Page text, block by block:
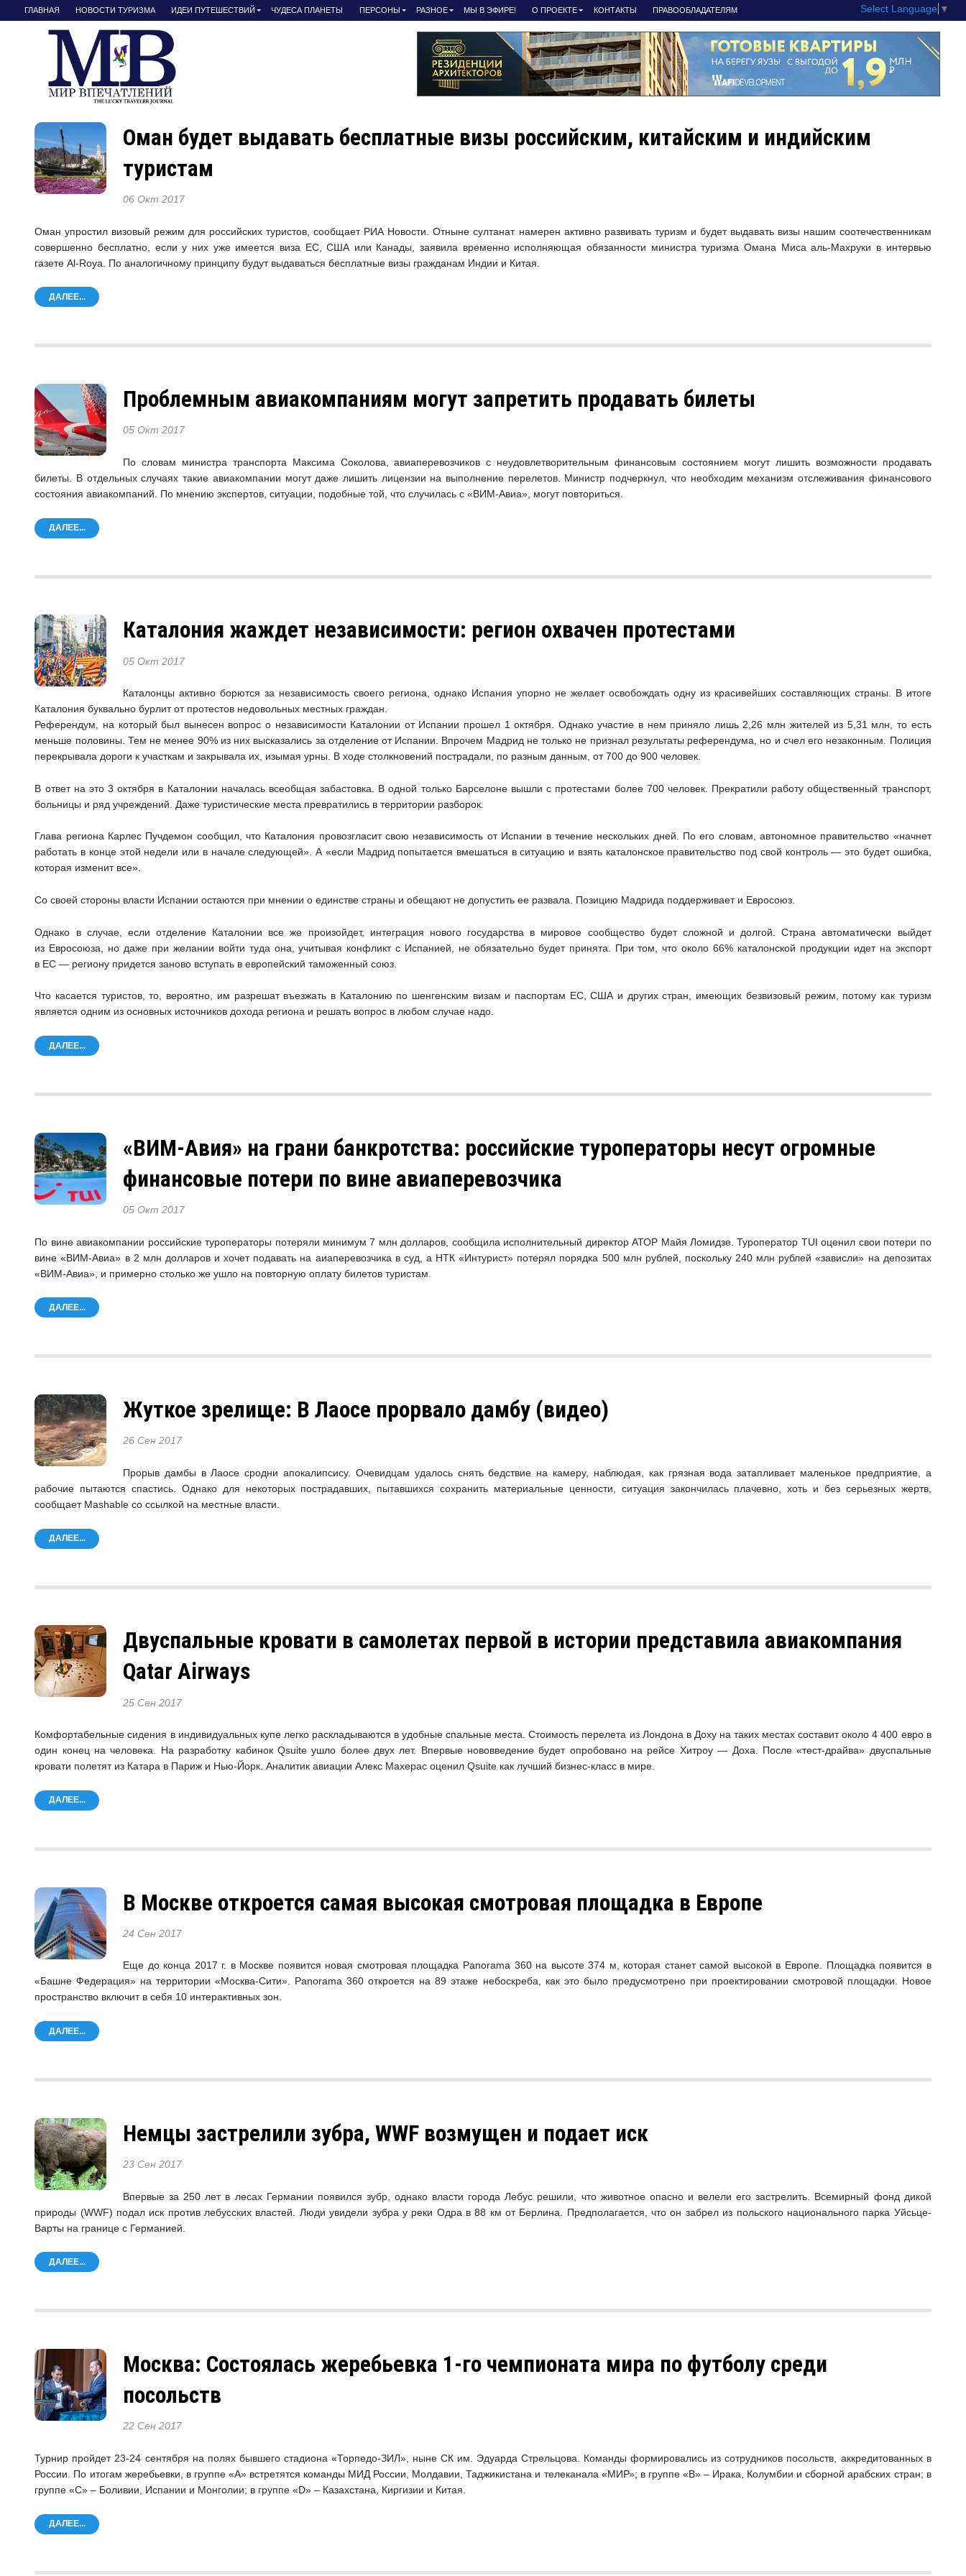
ГЛАВНАЯ НОВОСТИ ТУРИЗМА ИДЕИ ПУТЕШЕСТВИЙ ЧУДЕСА ПЛАНЕТЫ ПЕРСОНЫ РАЗНОЕ МЫ В ЭФИРЕ! О ПРОЕКТЕ КОНТАКТЫ ПРАВООБЛАДАТЕЛЯМ Select Language ▼
Оман будет выдавать бесплатные визы российским, китайским и индийским
туристам
06 Окт 2017
Оман упростил визовый режим для российских туристов, сообщает РИА Новости. Отныне султанат намерен активно развивать туризм и будет выдавать визы нашим соотечественникам
совершенно бесплатно, если у них уже имеется виза ЕС, США или Канады, заявила временно исполняющая обязанности министра туризма Омана Миса аль-Махруки в интервью
газете Al-Roya. По аналогичному принципу будут выдаваться бесплатные визы гражданам Индии и Китая.
ДАЛЕЕ...
Проблемным авиакомпаниям могут запретить продавать билеты
05 Окт 2017
По словам министра транспорта Максима Соколова, авиаперевозчиков с неудовлетворительным финансовым состоянием могут лишить возможности продавать
билеты. В отдельных случаях такие авиакомпании могут даже лишить лицензии на выполнение перелетов. Министр подчеркнул, что необходим механизм отслеживания финансового
состояния авиакомпаний. По мнению экспертов, ситуации, подобные той, что случилась с «ВИМ-Авиа», могут повториться.
ДАЛЕЕ...
Каталония жаждет независимости: регион охвачен протестами
05 Окт 2017
Каталонцы активно борются за независимость своего региона, однако Испания упорно не желает освобождать одну из красивейших составляющих страны. В итоге
Каталония буквально бурлит от протестов недовольных местных граждан.
Референдум, на который был вынесен вопрос о независимости Каталонии от Испании прошел 1 октября. Однако участие в нем приняло лишь 2,26 млн жителей из 5,31 млн, то есть
меньше половины. Тем не менее 90% из них высказались за отделение от Испании. Впрочем Мадрид не только не признал результаты референдума, но и счел его незаконным. Полиция
перекрывала дороги к участкам и закрывала их, изымая урны. В ходе столкновений пострадали, по разным данным, от 700 до 900 человек.
В ответ на это 3 октября в Каталонии началась всеобщая забастовка. В одной только Барселоне вышли с протестами более 700 человек. Прекратили работу общественный транспорт,
больницы и ряд учреждений. Даже туристические места превратились в территории разборок.
Глава региона Карлес Пучдемон сообщил, что Каталония провозгласит свою независимость от Испании в течение нескольких дней. По его словам, автономное правительство «начнет
работать в конце этой недели или в начале следующей». А «если Мадрид попытается вмешаться в ситуацию и взять каталонское правительство под свой контроль — это будет ошибка,
которая изменит все».
Со своей стороны власти Испании остаются при мнении о единстве страны и обещают не допустить ее развала. Позицию Мадрида поддерживает и Евросоюз.
Однако в случае, если отделение Каталонии все же произойдет, интеграция нового государства в мировое сообщество будет сложной и долгой. Страна автоматически выйдет
из Евросоюза, но даже при желании войти туда она, учитывая конфликт с Испанией, не обязательно будет принята. При том, что около 66% каталонской продукции идет на экспорт
в ЕС — региону придется заново вступать в европейский таможенный союз.
Что касается туристов, то, вероятно, им разрешат въезжать в Каталонию по шенгенским визам и паспортам ЕС, США и других стран, имеющих безвизовый режим, потому как туризм
является одним из основных источников дохода региона и решать вопрос в любом случае надо.
ДАЛЕЕ...
«ВИМ-Авия» на грани банкротства: российские туроператоры несут огромные
финансовые потери по вине авиаперевозчика
05 Окт 2017
По вине авиакомпании российские туроператоры потеряли минимум 7 млн долларов, сообщила исполнительный директор АТОР Майя Ломидзе. Туроператор TUI оценил свои потери по
вине «ВИМ-Авиа» в 2 млн долларов и хочет подавать на аиаперевозчика в суд, а НТК «Интурист» потерял порядка 500 млн рублей, поскольку 240 млн рублей «зависли» на депозитах
«ВИМ-Авиа», и примерно столько же ушло на повторную оплату билетов туристам.
ДАЛЕЕ...
Жуткое зрелище: В Лаосе прорвало дамбу (видео)
26 Сен 2017
Прорыв дамбы в Лаосе сродни апокалипсису. Очевидцам удалось снять бедствие на камеру, наблюдая, как грязная вода затапливает маленькое предприятие, а
рабочие пытаются спастись. Однако для некоторых пострадавших, пытавшихся сохранить материальные ценности, ситуация закончилась плачевно, хоть и без серьезных жертв,
сообщает Mashable со ссылкой на местные власти.
ДАЛЕЕ...
Двуспальные кровати в самолетах первой в истории представила авиакомпания
Qatar Airways
25 Сен 2017
Комфортабельные сидения в индивидуальных купе легко раскладываются в удобные спальные места. Стоимость перелета из Лондона в Доху на таких местах составит около 4 400 евро в
один конец на человека. На разработку кабинок Qsuite ушло более двух лет. Впервые нововведение будет опробовано на рейсе Хитроу — Доха. После «тест-драйва» двуспальные
кровати полетят из Катара в Париж и Нью-Йорк. Аналитик авиации Алекс Махерас оценил Qsuite как лучший бизнес-класс в мире.
ДАЛЕЕ...
В Москве откроется самая высокая смотровая площадка в Европе
24 Сен 2017
Еще до конца 2017 г. в Москве появится новая смотровая площадка Panorama 360 на высоте 374 м, которая станет самой высокой в Европе. Площадка появится в
«Башне Федерация» на территории «Москва-Сити». Panorama 360 откроется на 89 этаже небоскреба, как это было предусмотрено при проектировании смотровой площадки. Новое
пространство включит в себя 10 интерактивных зон.
ДАЛЕЕ...
Немцы застрелили зубра, WWF возмущен и подает иск
23 Сен 2017
Впервые за 250 лет в лесах Германии появился зубр, однако власти города Лебус решили, что животное опасно и велели его застрелить. Всемирный фонд дикой
природы (WWF) подал иск против лебусских властей. Люди увидели зубра у реки Одра в 88 км от Берлина. Предполагается, что он забрел из польского национального парка Уйсьце-
Варты на границе с Германией.
ДАЛЕЕ...
Москва: Состоялась жеребьевка 1-го чемпионата мира по футболу среди
посольств
22 Сен 2017
Турнир пройдет 23-24 сентября на полях бывшего стадиона «Торпедо-ЗИЛ», ныне СК им. Эдуарда Стрельцова. Команды формировались из сотрудников посольств, аккредитованных в
России. По итогам жеребьевки, в группе «А» встретятся команды МИД России, Молдавии, Таджикистана и телеканала «МИР»; в группе «B» – Ирака, Колумбии и сборной арабских стран; в
группе «С» – Боливии, Испании и Монголии; в группе «D» – Казахстана, Киргизии и Китая.
ДАЛЕЕ...